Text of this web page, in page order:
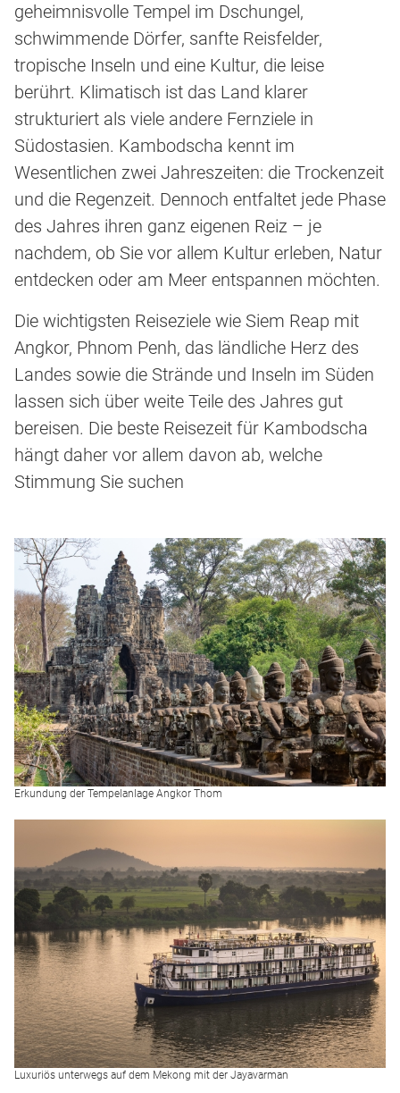
geheimnisvolle Tempel im Dschungel,
schwimmende Dörfer, sanfte Reisfelder,
tropische Inseln und eine Kultur, die leise
berührt. Klimatisch ist das Land klarer
strukturiert als viele andere Fernziele in
Südostasien. Kambodscha kennt im
Wesentlichen zwei Jahreszeiten: die Trockenzeit
und die Regenzeit. Dennoch entfaltet jede Phase
des Jahres ihren ganz eigenen Reiz – je
nachdem, ob Sie vor allem Kultur erleben, Natur
entdecken oder am Meer entspannen möchten.
Die wichtigsten Reiseziele wie Siem Reap mit
Angkor, Phnom Penh, das ländliche Herz des
Landes sowie die Strände und Inseln im Süden
lassen sich über weite Teile des Jahres gut
bereisen. Die beste Reisezeit für Kambodscha
hängt daher vor allem davon ab, welche
Stimmung Sie suchen
Erkundung der Tempelanlage Angkor Thom
Luxuriös unterwegs auf dem Mekong mit der Jayavarman